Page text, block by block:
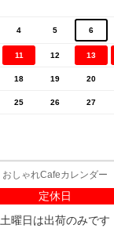
4 5 6
11 12 13
18 19 20
25 26 27
おしゃれCafeカレンダー
定休日
土曜日は出荷のみです